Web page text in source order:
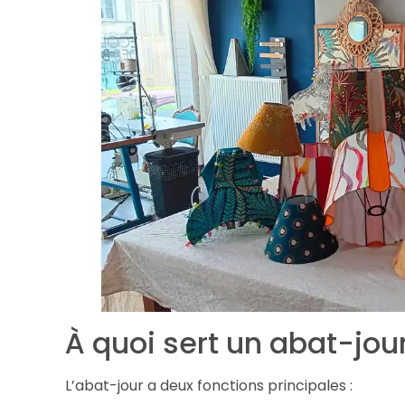
À quoi sert un abat-
L’abat-jour a deux fonctions principales :